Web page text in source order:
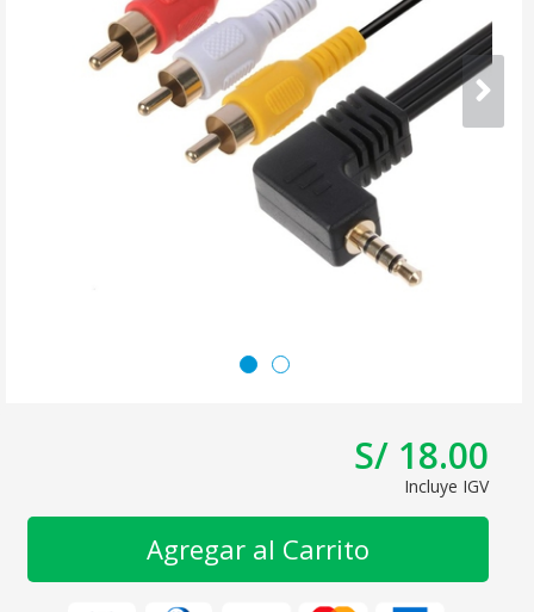
S/ 18.00
Incluye IGV
Agregar al Carrito